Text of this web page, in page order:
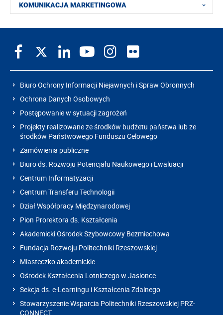
KOMUNIKACJA MARKETINGOWA
Biuro Ochrony Informacji Niejawnych i Spraw Obronnych
Ochrona Danych Osobowych
Postępowanie w sytuacji zagrożeń
Projekty realizowane ze środków budżetu państwa lub ze
środków Państwowego Funduszu Celowego
Zamówienia publiczne
Biuro ds. Rozwoju Potencjału Naukowego i Ewaluacji
Centrum Informatyzacji
Centrum Transferu Technologii
Dział Współpracy Międzynarodowej
Pion Prorektora ds. Kształcenia
Akademicki Ośrodek Szybowcowy Bezmiechowa
Fundacja Rozwoju Politechniki Rzeszowskiej
Miasteczko akademickie
Ośrodek Kształcenia Lotniczego w Jasionce
Sekcja ds. e-Learningu i Kształcenia Zdalnego
Stowarzyszenie Wsparcia Politechniki Rzeszowskiej PRZ-
CONNECT